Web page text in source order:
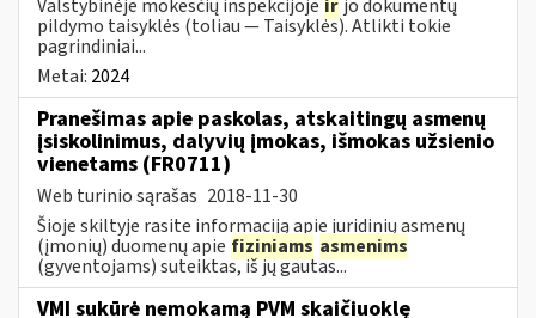
Valstybinėje mokesčių inspekcijoje ir jo dokumentų
pildymo taisyklės (toliau — Taisyklės). Atlikti tokie
pagrindiniai...
Metai: 2024
Pranešimas apie paskolas, atskaitingų asmenų
įsiskolinimus, dalyvių įmokas, išmokas užsienio
vienetams (FR0711)
Web turinio sąrašas 2018-11-30
Šioje skiltyje rasite informaciją apie juridinių asmenų
(įmonių) duomenų apie fiziniams asmenims
(gyventojams) suteiktas, iš jų gautas...
VMI sukūrė nemokamą PVM skaičiuoklę